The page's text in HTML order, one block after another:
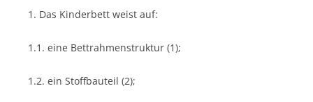
1. Das Kinderbett weist auf:
1.1. eine Bettrahmenstruktur (1);
1.2. ein Stoffbauteil (2);